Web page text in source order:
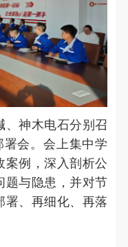
、神木电石分别召
署会。会上集中学
案例，深入剖析公
题与隐患，并对节
署、再细化、再落